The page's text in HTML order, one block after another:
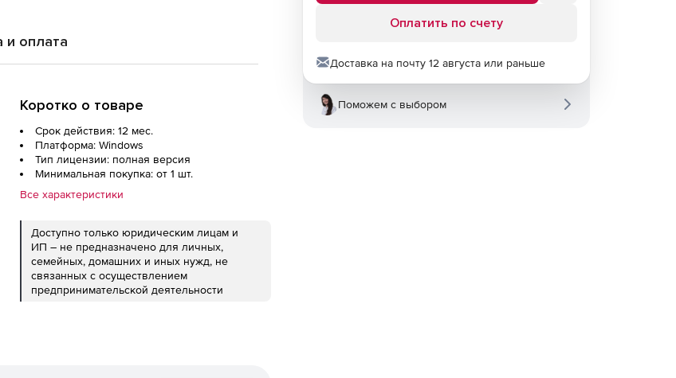
и оплата
Коротко о товаре
Срок действия: 12 мес.
Платформа: Windows
Тип лицензии: полная версия
Минимальная покупка: от 1 шт.
Все характеристики
Доступно только юридическим лицам и
ИП – не предназначено для личных,
семейных, домашних и иных нужд, не
связанных с осуществлением
предпринимательской деятельности
Оплатить по счету
Доставка на почту 12 августа или раньше
Поможем с выбором